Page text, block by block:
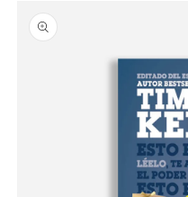
a la
información